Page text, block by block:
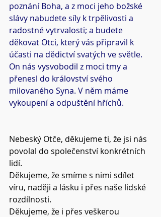
poznání Boha, a z moci jeho božské
slávy nabudete síly k trpělivosti a
radostné vytrvalosti; a budete
děkovat Otci, který vás připravil k
účasti na dědictví svatých ve světle.
On nás vysvobodil z moci tmy a
přenesl do království svého
milovaného Syna. V něm máme
vykoupení a odpuštění hříchů.
Nebeský Otče, děkujeme ti, že jsi nás
povolal do společenství konkrétních
lidí.
Děkujeme, že smíme s nimi sdílet
víru, naději a lásku i přes naše lidské
rozdílnosti.
Děkujeme, že i přes veškerou